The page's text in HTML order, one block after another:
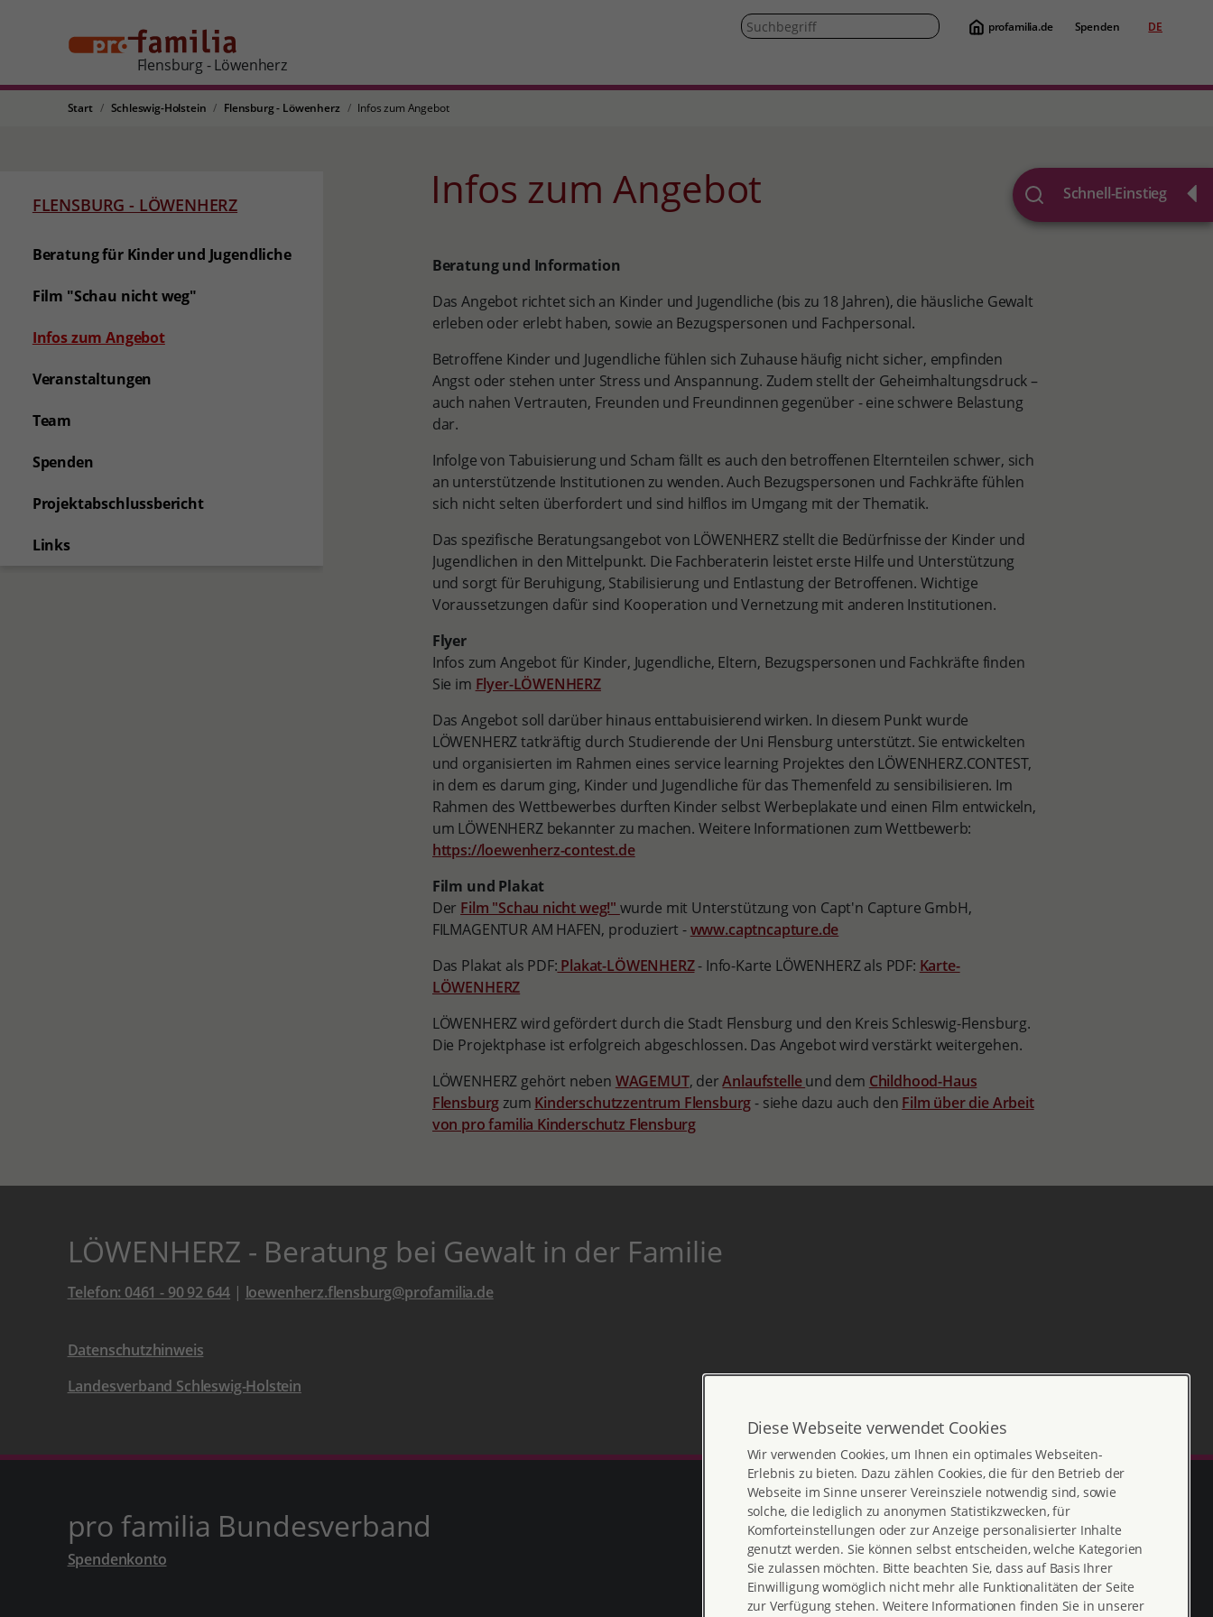
Flensburg - Löwenherz
profamilia.de Spenden DE
Start Schleswig-Holstein Flensburg - Löwenherz Infos zum Angebot
Schnell-Einstieg
FLENSBURG - LÖWENHERZ
Beratung für Kinder und Jugendliche
Film "Schau nicht weg"
Infos zum Angebot(aktuelle Seite)
Veranstaltungen
Team
Spenden
Projektabschlussbericht
Links
Infos zum Angebot
Beratung und Information
Das Angebot richtet sich an Kinder und Jugendliche (bis zu 18 Jahren), die häusliche Gewalt
erleben oder erlebt haben, sowie an Bezugspersonen und Fachpersonal.
Betroffene Kinder und Jugendliche fühlen sich Zuhause häufig nicht sicher, empfinden
Angst oder stehen unter Stress und Anspannung. Zudem stellt der Geheimhaltungsdruck –
auch nahen Vertrauten, Freunden und Freundinnen gegenüber - eine schwere Belastung
dar.
Infolge von Tabuisierung und Scham fällt es auch den betroffenen Elternteilen schwer, sich
an unterstützende Institutionen zu wenden. Auch Bezugspersonen und Fachkräfte fühlen
sich nicht selten überfordert und sind hilflos im Umgang mit der Thematik.
Das spezifische Beratungsangebot von LÖWENHERZ stellt die Bedürfnisse der Kinder und
Jugendlichen in den Mittelpunkt. Die Fachberaterin leistet erste Hilfe und Unterstützung
und sorgt für Beruhigung, Stabilisierung und Entlastung der Betroffenen. Wichtige
Voraussetzungen dafür sind Kooperation und Vernetzung mit anderen Institutionen.
Flyer
Infos zum Angebot für Kinder, Jugendliche, Eltern, Bezugspersonen und Fachkräfte finden
Sie im Flyer-LÖWENHERZ
Das Angebot soll darüber hinaus enttabuisierend wirken. In diesem Punkt wurde
LÖWENHERZ tatkräftig durch Studierende der Uni Flensburg unterstützt. Sie entwickelten
und organisierten im Rahmen eines service learning Projektes den LÖWENHERZ.CONTEST,
in dem es darum ging, Kinder und Jugendliche für das Themenfeld zu sensibilisieren. Im
Rahmen des Wettbewerbes durften Kinder selbst Werbeplakate und einen Film entwickeln,
um LÖWENHERZ bekannter zu machen. Weitere Informationen zum Wettbewerb:
https://loewenherz-contest.de
Film und Plakat
Der Film "Schau nicht weg!" wurde mit Unterstützung von Capt'n Capture GmbH,
FILMAGENTUR AM HAFEN, produziert -www.captncapture.de
Das Plakat als PDF: Plakat-LÖWENHERZ- Info-Karte LÖWENHERZ als PDF: Karte-
LÖWENHERZ
LÖWENHERZ wird gefördert durch die Stadt Flensburg und den Kreis Schleswig-Flensburg.
Die Projektphase ist erfolgreich abgeschlossen. Das Angebot wird verstärkt weitergehen.
LÖWENHERZ gehört neben WAGEMUT, derAnlaufstelleund dem Childhood-Haus
Flensburgzum Kinderschutzzentrum Flensburg- siehe dazu auch den Film über die Arbeit
von pro familia Kinderschutz Flensburg
LÖWENHERZ - Beratung bei Gewalt in der Familie
Telefon: 0461 - 90 92 644 | loewenherz.flensburg@profamilia.de
Datenschutzhinweis
Landesverband Schleswig-Holstein
pro familia Bundesverband
Spendenkonto
Diese Webseite verwendet Cookies
Wir verwenden Cookies, um Ihnen ein optimales Webseiten-
Erlebnis zu bieten. Dazu zählen Cookies, die für den Betrieb der
Webseite im Sinne unserer Vereinsziele notwendig sind, sowie
solche, die lediglich zu anonymen Statistikzwecken, für
Komforteinstellungen oder zur Anzeige personalisierter Inhalte
genutzt werden. Sie können selbst entscheiden, welche Kategorien
Sie zulassen möchten. Bitte beachten Sie, dass auf Basis Ihrer
Einwilligung womöglich nicht mehr alle Funktionalitäten der Seite
zur Verfügung stehen. Weitere Informationen finden Sie in unserer